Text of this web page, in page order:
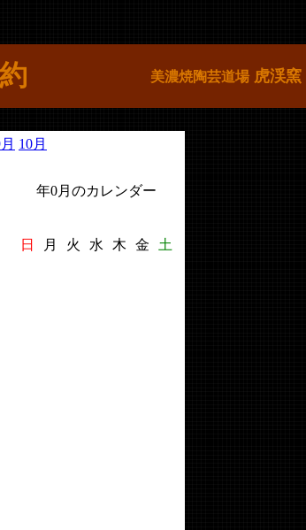
美濃焼陶芸道場 虎渓窯
10月
年0月のカレンダー
日 月 火 水 木 金 土